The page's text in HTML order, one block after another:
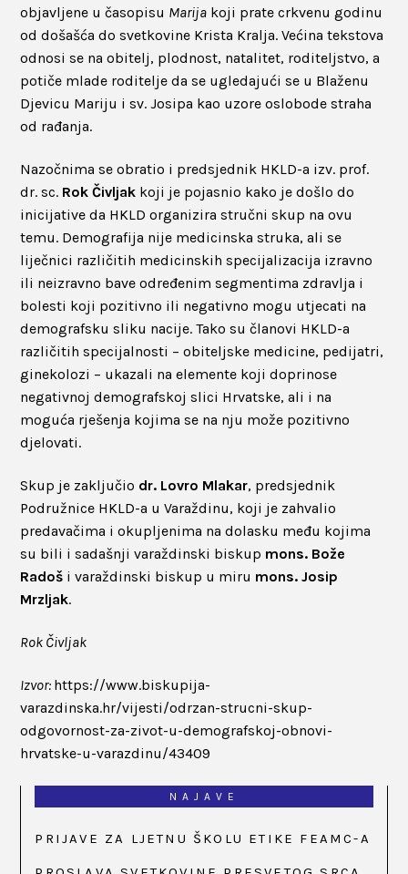
objavljene u časopisu Marija koji prate crkvenu godinu
od došašća do svetkovine Krista Kralja. Većina tekstova
odnosi se na obitelj, plodnost, natalitet, roditeljstvo, a
potiče mlade roditelje da se ugledajući se u Blaženu
Djevicu Mariju i sv. Josipa kao uzore oslobode straha
od rađanja.
Nazočnima se obratio i predsjednik HKLD-a izv. prof.
dr. sc. Rok Čivljak koji je pojasnio kako je došlo do
inicijative da HKLD organizira stručni skup na ovu
temu. Demografija nije medicinska struka, ali se
liječnici različitih medicinskih specijalizacija izravno
ili neizravno bave određenim segmentima zdravlja i
bolesti koji pozitivno ili negativno mogu utjecati na
demografsku sliku nacije. Tako su članovi HKLD-a
različitih specijalnosti – obiteljske medicine, pedijatri,
ginekolozi – ukazali na elemente koji doprinose
negativnoj demografskoj slici Hrvatske, ali i na
moguća rješenja kojima se na nju može pozitivno
djelovati.
Skup je zaključio dr. Lovro Mlakar, predsjednik
Podružnice HKLD-a u Varaždinu, koji je zahvalio
predavačima i okupljenima na dolasku među kojima
su bili i sadašnji varaždinski biskup mons. Bože
Radoš i varaždinski biskup u miru mons. Josip
Mrzljak.
Rok Čivljak
Izvor: https://www.biskupija-
varazdinska.hr/vijesti/odrzan-strucni-skup-
odgovornost-za-zivot-u-demografskoj-obnovi-
hrvatske-u-varazdinu/43409
NAJAVE
PRIJAVE ZA LJETNU ŠKOLU ETIKE FEAMC-A